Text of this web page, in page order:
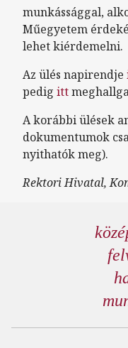
munkássággal,
Műegyetem
lehet kiérdemelni.
Az ülés napirendje
pedig itt
A korábbi ülések
dokumentumok
nyithatók meg).
Rektori Hivatal,